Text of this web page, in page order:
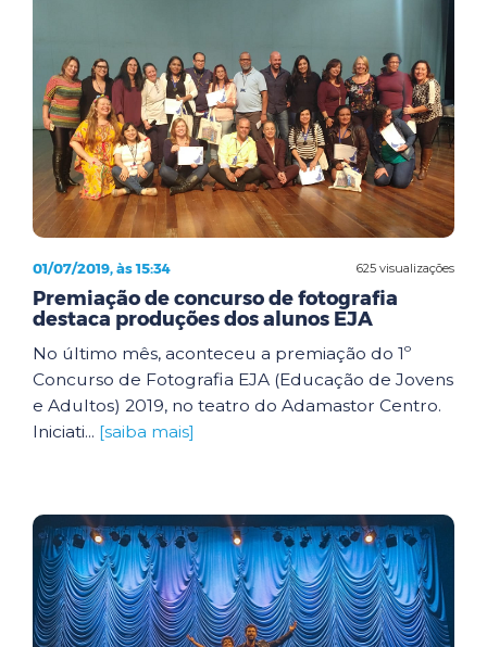
625 visualizações
01/07/2019, às 15:34
Premiação de concurso de fotografia
destaca produções dos alunos EJA
No último mês, aconteceu a premiação do 1º
Concurso de Fotografia EJA (Educação de Jovens
e Adultos) 2019, no teatro do Adamastor Centro.
Iniciati... [saiba mais]